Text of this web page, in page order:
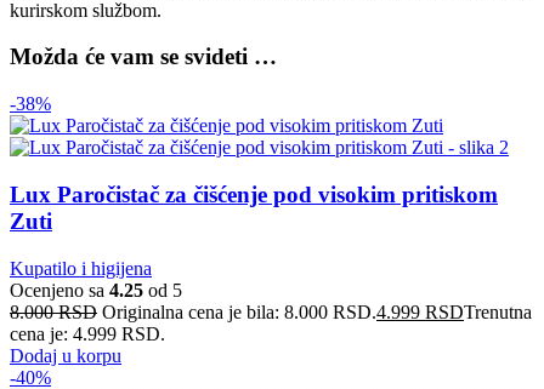
kurirskom službom.
Možda će vam se svideti …
-38%
Lux Paročistač za čišćenje pod visokim pritiskom
Zuti
Kupatilo i higijena
Ocenjeno sa 4.25 od 5
8.000RSD Originalna cena je bila: 8.000 RSD.4.999 RSDTrenutna
cena je: 4.999 RSD.
Dodaj u korpu
-40%